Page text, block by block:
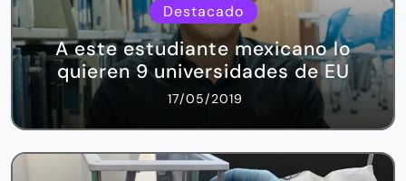
Destacado
A este estudiante mexicano lo
quieren 9 universidades de EU
17/05/2019